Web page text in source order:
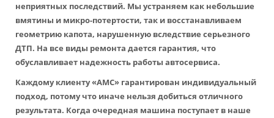
неприятных последствий. Мы устраняем как небольшие
вмятины и микро-потертости, так и восстанавливаем
геометрию капота, нарушенную вследствие серьезного
ДТП. На все виды ремонта дается гарантия, что
обуславливает надежность работы автосервиса.
Каждому клиенту «АМС» гарантирован индивидуальный
подход, потому что иначе нельзя добиться отличного
результата. Когда очередная машина поступает в наше